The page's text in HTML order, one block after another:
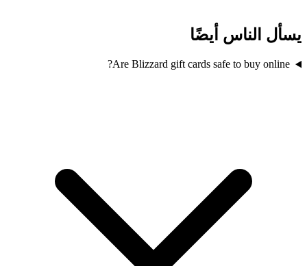
يسأل الناس أيضًا
Are Blizzard gift cards safe to buy online?